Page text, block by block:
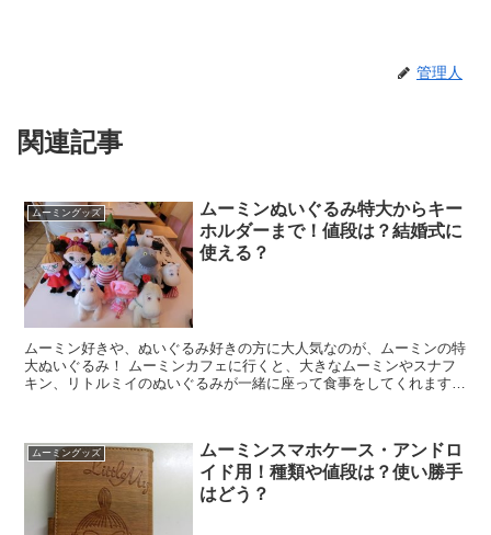
管理人
関連記事
ムーミングッズ
ムーミンぬいぐるみ特大からキー
ホルダーまで！値段は？結婚式に
使える？
ムーミン好きや、ぬいぐるみ好きの方に大人気なのが、ムーミンの特
大ぬいぐるみ！ ムーミンカフェに行くと、大きなムーミンやスナフ
キン、リトルミイのぬいぐるみが一緒に座って食事をしてくれますよ
ムーミングッズ
ムーミンスマホケース・アンドロ
イド用！種類や値段は？使い勝手
はどう？